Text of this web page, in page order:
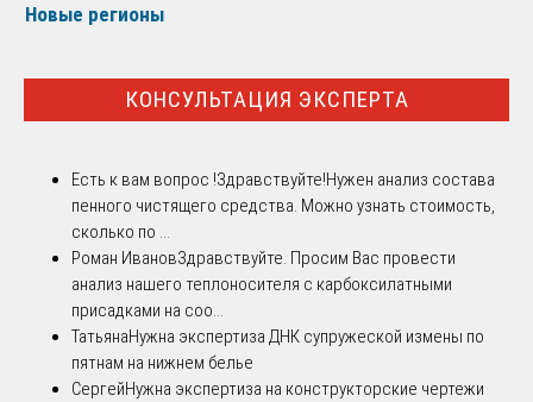
Новые регионы
КОНСУЛЬТАЦИЯ ЭКСПЕРТА
Есть к вам вопрос !Здравствуйте!Нужен анализ состава
пенного чистящего средства. Можно узнать стоимость,
сколько по ...
Роман ИвановЗдравствуйте. Просим Вас провести
анализ нашего теплоносителя с карбоксилатными
присадками на соо...
ТатьянаНужна экспертиза ДНК супружеской измены по
пятнам на нижнем белье
СергейНужна экспертиза на конструкторские чертежи